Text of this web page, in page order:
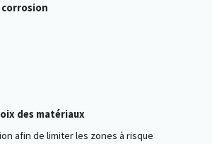
des matériaux
afin de limiter les zones à risque